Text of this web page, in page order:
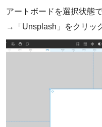
アートボードを選択状態
→「Unsplash」をクリッ